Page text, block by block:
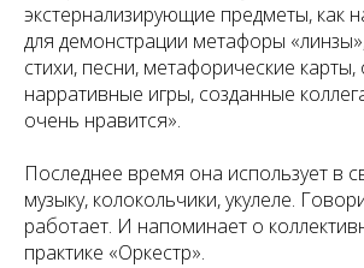
экстернализирующие предметы, как
для демонстрации метафоры
стихи, песни, метафорические карты,
нарративные игры, созданные
очень нравится».
Последнее время она использует в
музыку, колокольчики, укулеле.
работает. И напоминает о
практике «Оркестр».